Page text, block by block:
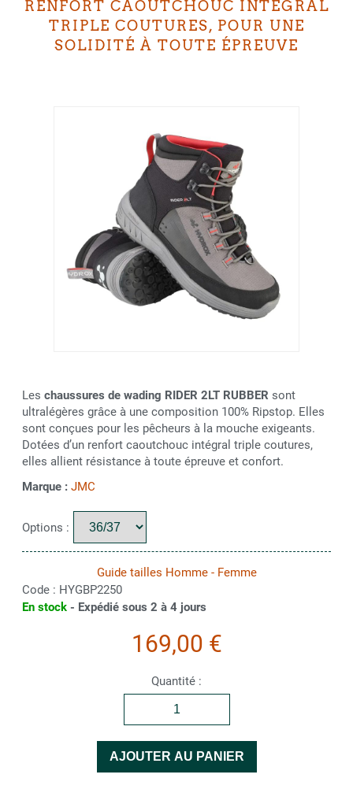
RENFORT CAOUTCHOUC INTÉGRAL
TRIPLE COUTURES, POUR UNE
SOLIDITÉ À TOUTE ÉPREUVE
Les chaussures de wading RIDER 2LT RUBBER sont
ultralégères grâce à une composition 100% Ripstop. Elles
sont conçues pour les pêcheurs à la mouche exigeants.
Dotées d’un renfort caoutchouc intégral triple coutures,
elles allient résistance à toute épreuve et confort.
Marque : JMC
Options :
Guide tailles Homme - Femme
Code : HYGBP2250
En stock - Expédié sous 2 à 4 jours
169,00 €
Quantité :